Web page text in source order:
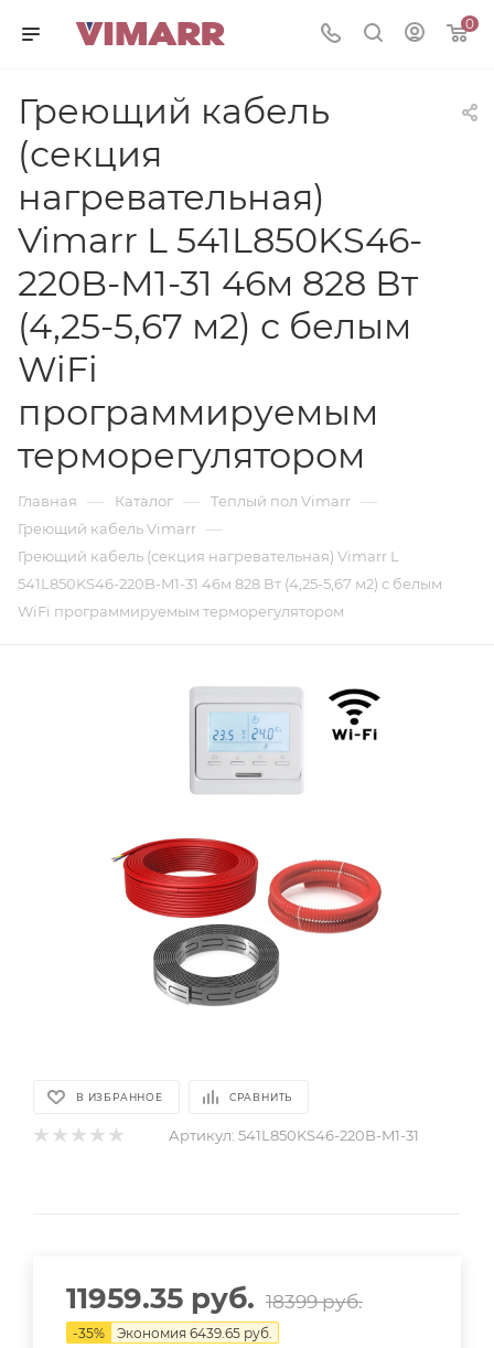
0
Греющий кабель
(секция
нагревательная)
Vimarr L 541L850KS46-
220B-M1-31 46м 828 Вт
(4,25-5,67 м2) с белым
WiFi
программируемым
терморегулятором
Главная — Каталог — Теплый пол Vimarr —
Греющий кабель Vimarr —
Греющий кабель (секция нагревательная) Vimarr L
541L850KS46-220B-M1-31 46м 828 Вт (4,25-5,67 м2) с белым
WiFi программируемым терморегулятором
В ИЗБРАННОЕ СРАВНИТЬ
Артикул: 541L850KS46-220B-M1-31
11959.35 руб. 18399руб.
-35% Экономия 6439.65 руб.